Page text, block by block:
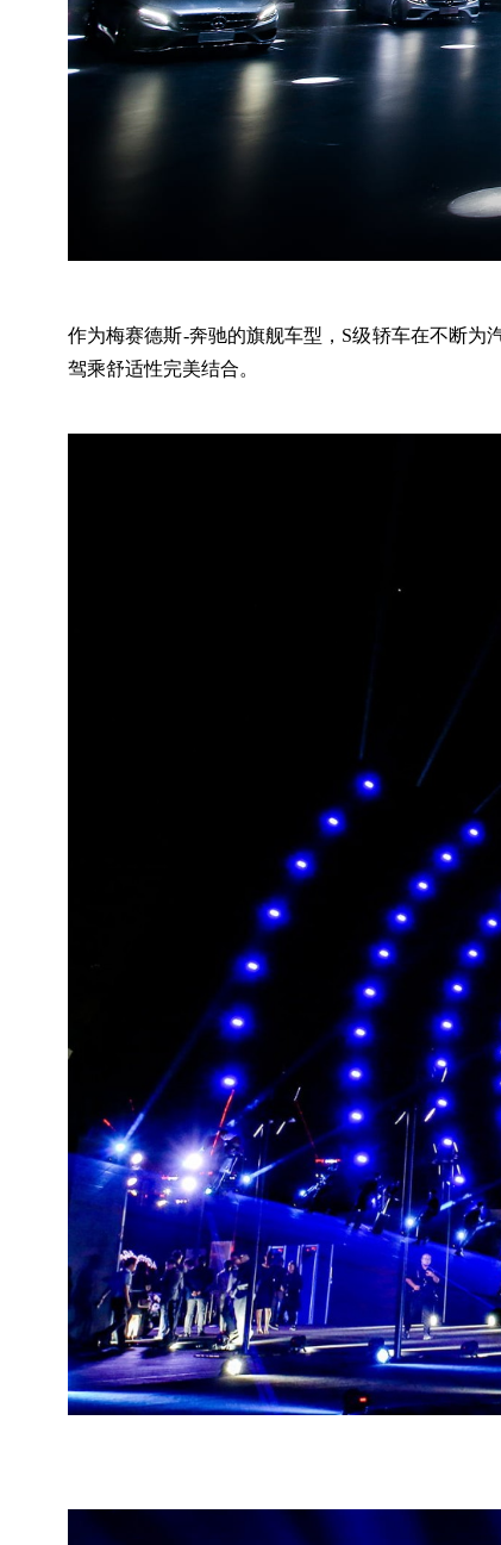
作为梅赛德斯-奔驰的旗舰车型，S级轿车在不断
驾乘舒适性完美结合。